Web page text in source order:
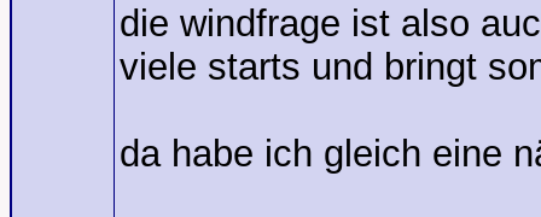
die windfrage ist also
viele starts und bringt
da habe ich gleich eine